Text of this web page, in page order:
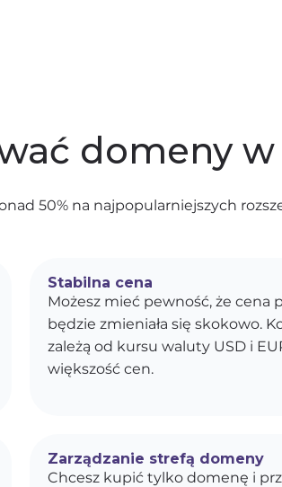
domeny
50% na najpopularniejszych
Stabilna cena
Możesz mieć pewność, że cena
będzie zmieniała się skokowo.
zależą od kursu waluty USD i
większość cen.
Zarządzanie strefą domeny
Chcesz kupić tylko domenę i